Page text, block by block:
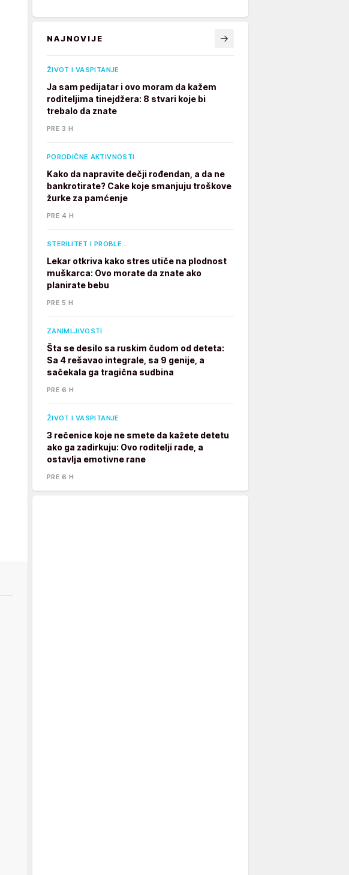
NAJNOVIJE
ŽIVOT I VASPITANJE
Ja sam pedijatar i ovo moram da kažem
roditeljima tinejdžera: 8 stvari koje bi
trebalo da znate
PRE 3 H
PORODIČNE AKTIVNOSTI
Kako da napravite dečji rođendan, a da ne
bankrotirate? Cake koje smanjuju troškove
žurke za pamćenje
PRE 4 H
STERILITET I PROBLE…
Lekar otkriva kako stres utiče na plodnost
muškarca: Ovo morate da znate ako
planirate bebu
PRE 5 H
ZANIMLJIVOSTI
Šta se desilo sa ruskim čudom od deteta:
Sa 4 rešavao integrale, sa 9 genije, a
sačekala ga tragična sudbina
PRE 6 H
ŽIVOT I VASPITANJE
3 rečenice koje ne smete da kažete detetu
ako ga zadirkuju: Ovo roditelji rade, a
ostavlja emotivne rane
PRE 6 H